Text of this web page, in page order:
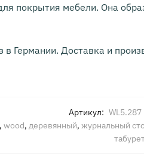
покрытия мебели. Она
в Германии. Доставка и
Артикул: WL5.287
, wood, деревянный, журнальный